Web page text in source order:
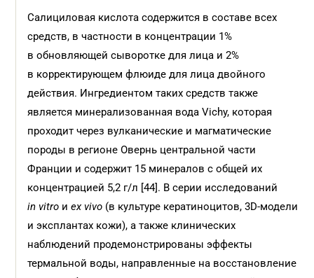
Салициловая кислота содержится в составе всех
средств, в частности в концентрации 1%
в обновляющей сыворотке для лица и 2%
в корректирующем флюиде для лица двойного
действия. Ингредиентом таких средств также
является минерализованная вода Vichy, которая
проходит через вулканические и магматические
породы в регионе Овернь центральной части
Франции и содержит 15 минералов с общей их
концентрацией 5,2 г/л [44]. В серии исследований
in vitro иex vivo (в культуре кератиноцитов, 3D-модели
и эксплантах кожи), а также клинических
наблюдений продемонстрированы эффекты
термальной воды, направленные на восстановление